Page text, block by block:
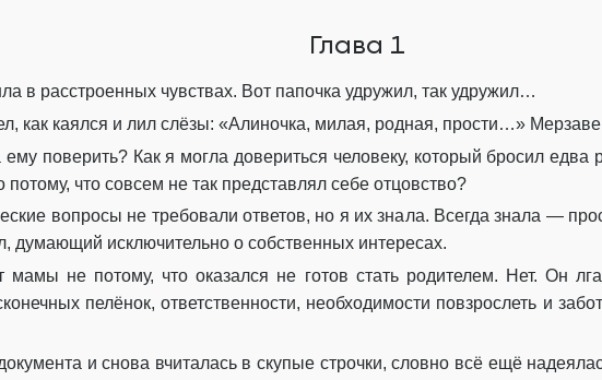
Глава 11
Глава 12
Глава 13
Глава 14
Глава 16
Глава 1
в расстроенных чувствах. Вот папочка удружил, так удружил…
как каялся и лил слёзы: «Алиночка, милая, родная, прости…»
поверить? Как я могла довериться человеку, который бросил едва
что совсем не так представлял себе отцовство?
вопросы не требовали ответов, но я их знала. Всегда знала —
думающий исключительно о собственных интересах.
не потому, что оказался не готов стать родителем. Нет. Он
пелёнок, ответственности, необходимости повзрослеть и
и снова вчиталась в скупые строчки, словно всё ещё